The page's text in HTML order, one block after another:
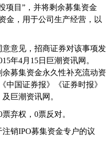
项目”，并将剩余募集资金
金，用于公司生产经营，以
意见，招商证券对该事项发
年4月 15日巨潮资讯网。
余募集资金永久性补充流动资
中国证券报》《证券时报》
巨潮资讯网。
票弃权， 0票反对。
注销IPO募集资金专户的议